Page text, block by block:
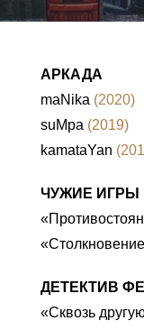
АРКАДА
maNika (2020)
suMpa (2019)
kamataYan
ЧУЖИЕ ИГРЫ
ДЕТЕКТИВ
«Сквозь